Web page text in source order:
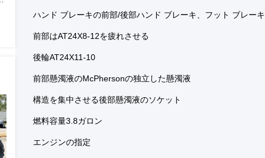
ハンド ブレーキの前部/後部ハンド ブレーキ、フット ブレーキ
前部はAT24X8-12を疲れさせる
後輪AT24X11-10
前部懸濁液のMcPhersonの独立した懸濁液
構造を集中させる後部懸濁液のソケット
燃料容量3.8ガロン
エンジンの指定